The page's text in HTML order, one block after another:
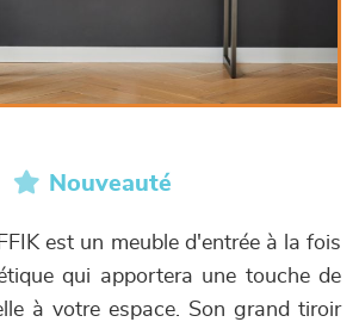
Nouveauté
est un meuble d'entrée à la fois
qui apportera une touche de
à votre espace. Son grand tiroir